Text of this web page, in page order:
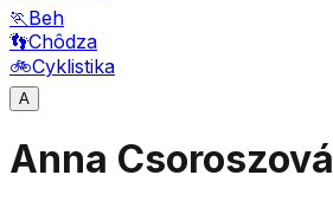
🏃Beh
👣Chôdza
🚲Cyklistika
A
Anna Csoroszová